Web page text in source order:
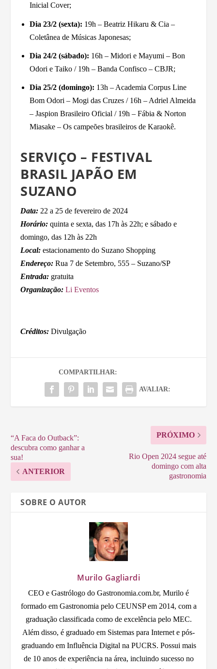
Inicial Cover;
Dia 23/2 (sexta): 19h – Beatriz Hikaru & Cia –
Coletânea de Músicas Japonesas;
Dia 24/2 (sábado): 16h – Midori e Mayumi – Bon
Odori e Taiko / 19h – Banda Confisco – CBJR;
Dia 25/2 (domingo): 13h – Academia Corpus Line
Bom Odori – Mogi das Cruzes / 16h – Adriel Almeida
– Jaspion Brasileiro Oficial / 19h – Fábia & Norton
Miasake – Os campeões brasileiros de Karaokê.
SERVIÇO – FESTIVAL
BRASIL JAPÃO EM
SUZANO
Data: 22 a 25 de fevereiro de 2024
Horário: quinta e sexta, das 17h às 22h; e sábado e
domingo, das 12h às 22h
Local: estacionamento do Suzano Shopping
Endereço: Rua 7 de Setembro, 555 – Suzano/SP
Entrada: gratuita
Organização: Li Eventos
Créditos: Divulgação
COMPARTILHAR:
AVALIAR:
“A Faca do Outback”:
descubra como ganhar a
sua!
ANTERIOR
PRÓXIMO
Rio Open 2024 segue até
domingo com alta
gastronomia
SOBRE O AUTOR
Murilo Gagliardi
CEO e Gastrólogo do Gastronomia.com.br, Murilo é
formado em Gastronomia pelo CEUNSP em 2014, com a
graduação classificada como de excelência pelo MEC.
Além disso, é graduado em Sistemas para Internet e pós-
graduando em Influência Digital na PUCRS. Possui mais
de 10 anos de experiência na área, incluindo sucesso no